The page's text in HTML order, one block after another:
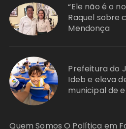
“Ele não é o
Raquel sobre
Mendonça
Prefeitura do
Ideb e eleva
municipal de
Quem Somos O Política em